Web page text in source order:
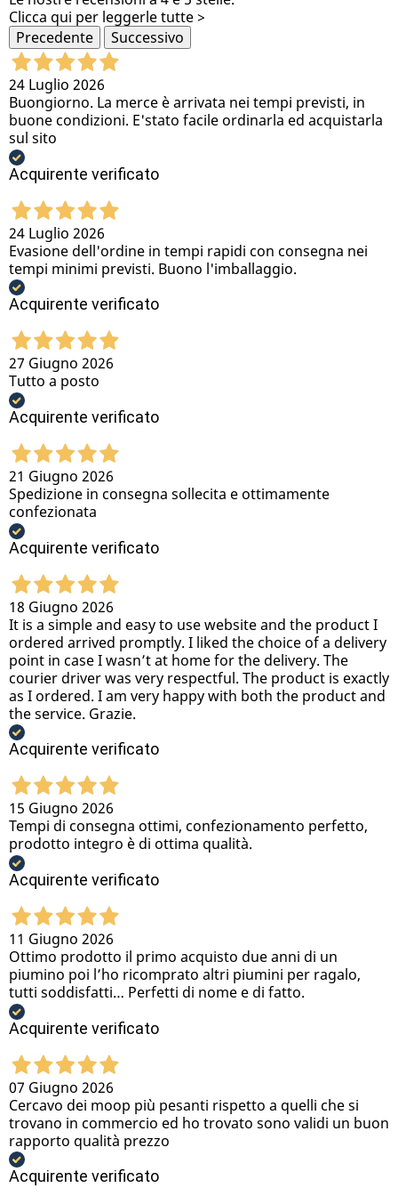
Clicca qui per leggerle tutte >
Precedente
Successivo
24 Luglio 2026
Buongiorno. La merce è arrivata nei tempi previsti, in
buone condizioni. E'stato facile ordinarla ed acquistarla
sul sito
Acquirente verificato
24 Luglio 2026
Evasione dell'ordine in tempi rapidi con consegna nei
tempi minimi previsti. Buono l'imballaggio.
Acquirente verificato
27 Giugno 2026
Tutto a posto
Acquirente verificato
21 Giugno 2026
Spedizione in consegna sollecita e ottimamente
confezionata
Acquirente verificato
18 Giugno 2026
It is a simple and easy to use website and the product I
ordered arrived promptly. I liked the choice of a delivery
point in case I wasn’t at home for the delivery. The
courier driver was very respectful. The product is exactly
as I ordered. I am very happy with both the product and
the service. Grazie.
Acquirente verificato
15 Giugno 2026
Tempi di consegna ottimi, confezionamento perfetto,
prodotto integro è di ottima qualità.
Acquirente verificato
11 Giugno 2026
Ottimo prodotto il primo acquisto due anni di un
piumino poi l’ho ricomprato altri piumini per ragalo,
tutti soddisfatti… Perfetti di nome e di fatto.
Acquirente verificato
07 Giugno 2026
Cercavo dei moop più pesanti rispetto a quelli che si
trovano in commercio ed ho trovato sono validi un buon
rapporto qualità prezzo
Acquirente verificato